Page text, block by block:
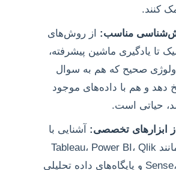
کنند.
مناسب: از روش‌های
تا یادگیری ماشین پیشرفته،
صحیح که هم به سوال
دهد و هم با داده‌های موجود
حیاتی است.
ابزارهای تخصصی: آشنایی با
ابزارهایی مانند Tableau، Power BI، Qlik
Sense، Python/R و پایگاه‌های داده تحلیلی